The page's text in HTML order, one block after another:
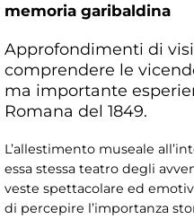
memoria garibaldina
Approfondimenti di
comprendere le
ma importante
Romana del 1849.
L’allestimento museale
essa stessa teatro degli
veste spettacolare ed
di percepire l’importanza